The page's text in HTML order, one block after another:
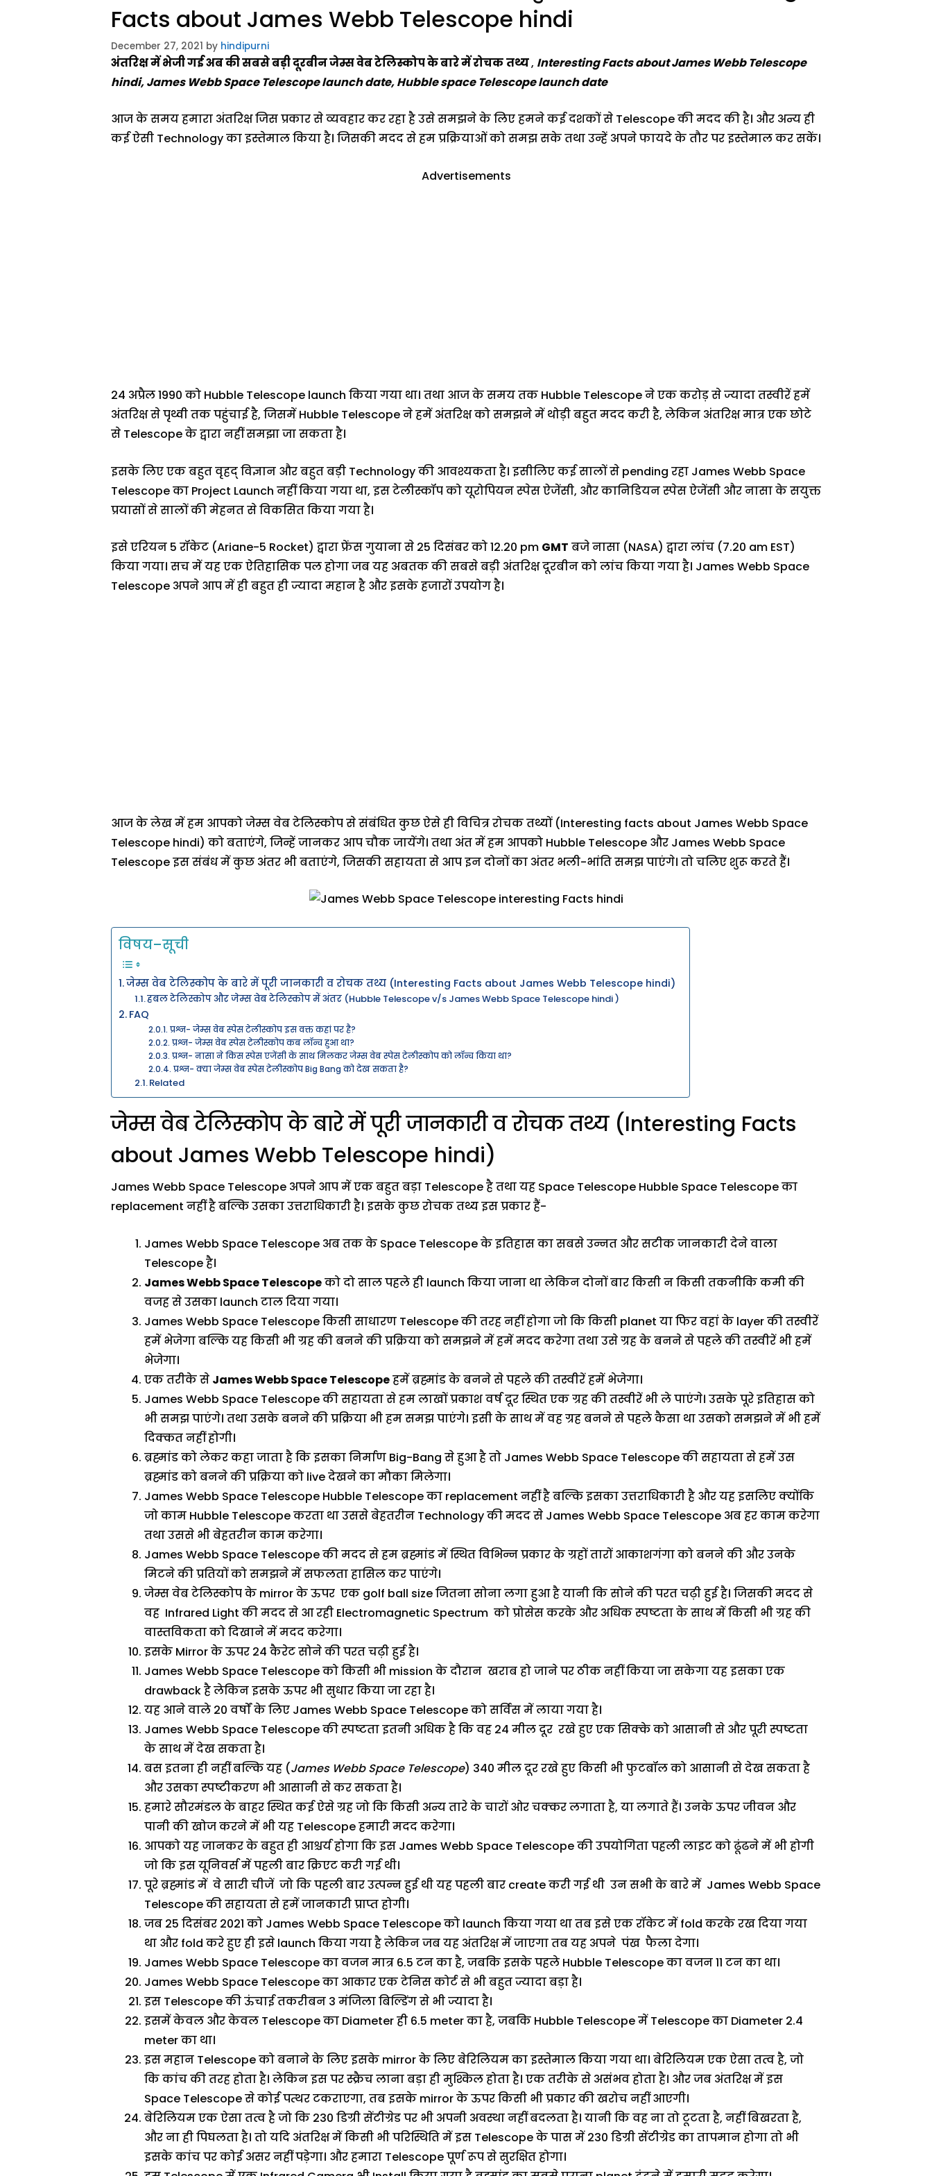
Facts about James Webb Telescope hindi
December 27, 2021 by hindipurni
अंतरिक्ष में भेजी गई अब की सबसे बड़ी दूरबीन जेम्स वेब टेलिस्कोप के बारे में रोचकतथ्य, Interesting Facts about James Webb Telescope
hindi, James Webb Space Telescope launch date, Hubble space Telescope launch date
आज के समय हमारा अंतरिक्ष जिस प्रकार से व्यवहार कर रहा है उसे समझने के लिए हमने कई दशकों से Telescope की मदद की है। और अन्य ही
कई ऐसी Technology का इस्तेमाल किया है। जिसकी मदद से हम प्रक्रियाओं को समझ सके तथा उन्हें अपने फायदे के तौर पर इस्तेमाल कर सकें।
Advertisements
24 अप्रैल 1990 को Hubble Telescope launch किया गया था। तथा आज के समय तक Hubble Telescope ने एक करोड़ से ज्यादा तस्वीरें हमें
अंतरिक्ष से पृथ्वी तक पहुंचाई है, जिसमें Hubble Telescope ने हमें अंतरिक्ष को समझने में थोड़ी बहुत मदद करी है, लेकिन अंतरिक्ष मात्र एक छोटे
से Telescope के द्वारा नहीं समझा जा सकता है।
इसके लिए एक बहुत वृहद् विज्ञान और बहुत बड़ी Technology की आवश्यकता है। इसीलिए कई सालों से pending रहा James Webb Space
Telescope का Project Launch नहीं किया गया था, इस टेलीस्कॉप को यूरोपियन स्पेस ऐजेंसी, और कानिडियन स्पेस ऐजेंसी और नासा के सयुक्त
प्रयासों से सालों की मेहनत से विकसित किया गया है।
इसे एरियन 5 रॉकेट (Ariane-5 Rocket) द्वारा फ्रेंस गुयाना से 25 दिसंबर को 12.20 pm GMT बजे नासा (NASA) द्वारा लांच (7.20 am EST)
किया गया। सच में यह एक ऐतिहासिक पल होगा जब यह अबतक की सबसे बड़ी अंतरिक्ष दूरबीन को लांच किया गया है। James Webb Space
Telescope अपने आप में ही बहुत ही ज्यादा महान है और इसके हजारों उपयोग है।
आज के लेख में हम आपको जेम्स वेब टेलिस्कोप से संबंधित कुछ ऐसे ही विचित्र रोचक तथ्यों (Interesting facts about James Webb Space
Telescope hindi) को बताएंगे, जिन्हें जानकर आप चौक जायेंगे। तथा अंत में हम आपको Hubble Telescope और James Webb Space
Telescope इस संबंध में कुछ अंतर भी बताएंगे, जिसकी सहायता से आप इन दोनों का अंतर भली-भांति समझ पाएंगे। तो चलिए शुरू करते हैं।
विषय–सूची
जेम्स वेब टेलिस्कोप के बारे में पूरी जानकारी व रोचक तथ्य (Interesting Facts about James Webb Telescope hindi)
हबल टेलिस्कोप और जेम्स वेब टेलिस्कोप में अंतर (Hubble Telescope v/s James Webb Space Telescope hindi )
FAQ
प्रश्न- जेम्स वेब स्पेस टेलीस्कोप इस वक्त कहां पर है?
प्रश्न- जेम्स वेब स्पेस टेलीस्कोप कब लॉन्च हुआ था?
प्रश्न- नासा ने किस स्पेस एजेंसी के साथ मिलकर जेम्स वेब स्पेस टेलीस्कोप को लॉन्च किया था?
प्रश्न- क्या जेम्स वेब स्पेस टेलीस्कोप Big Bang को देख सकता है?
Related
जेम्स वेब टेलिस्कोप के बारे में पूरी जानकारी व रोचक तथ्य (Interesting Facts
about James Webb Telescope hindi)
James Webb Space Telescope अपने आप में एक बहुत बड़ा Telescope है तथा यह Space Telescope Hubble Space Telescope का
replacement नहीं है बल्कि उसका उत्तराधिकारी है। इसके कुछ रोचक तथ्य इस प्रकार हैं-
James Webb Space Telescope अब तक के Space Telescope के इतिहास का सबसे उन्नत और सटीक जानकारी देने वाला
Telescope है।
James Webb Space Telescopeको दो साल पहले ही launch किया जाना था लेकिन दोनों बार किसी न किसी तकनीकि कमी की
वजह से उसका launch टाल दिया गया।
James Webb Space Telescope किसी साधारण Telescope की तरह नहीं होगा जो कि किसी planet या फिर वहां के layer की तस्वीरें
हमें भेजेगा बल्कि यह किसी भी ग्रह की बनने की प्रक्रिया को समझने में हमें मदद करेगा तथा उसे ग्रह के बनने से पहले की तस्वीरें भी हमें
भेजेगा।
एक तरीके से James Webb Space Telescopeहमें ब्रह्मांड के बनने से पहले की तस्वीरें हमें भेजेगा।
James Webb Space Telescope की सहायता से हम लाखों प्रकाश वर्ष दूर स्थित एक ग्रह की तस्वीरें भी ले पाएंगे। उसके पूरे इतिहास को
भी समझ पाएंगे। तथा उसके बनने की प्रक्रिया भी हम समझ पाएंगे। इसी के साथ में वह ग्रह बनने से पहले कैसा था उसको समझने में भी हमें
दिक्कत नहीं होगी।
ब्रह्मांड को लेकर कहा जाता है कि इसका निर्माण Big-Bang से हुआ है तो James Webb Space Telescope की सहायता से हमें उस
ब्रह्मांड को बनने की प्रक्रिया को live देखने का मौका मिलेगा।
James Webb Space Telescope Hubble Telescope का replacement नहीं है बल्कि इसका उत्तराधिकारी है और यह इसलिए क्योंकि
जो काम Hubble Telescope करता था उससे बेहतरीन Technology की मदद से James Webb Space Telescope अब हर काम करेगा
तथा उससे भी बेहतरीन काम करेगा।
James Webb Space Telescope की मदद से हम ब्रह्मांड में स्थित विभिन्न प्रकार के ग्रहों तारों आकाशगंगा को बनने की और उनके
मिटने की प्रतियों को समझने में सफलता हासिल कर पाएंगे।
जेम्स वेब टेलिस्कोप के mirror के ऊपर एक golf ball size जितना सोना लगा हुआ है यानी कि सोने की परत चढ़ी हुई है। जिसकी मदद से
वह Infrared Light की मदद से आ रही Electromagnetic Spectrum को प्रोसेस करके और अधिक स्पष्टता के साथ में किसी भी ग्रह की
वास्तविकता को दिखाने में मदद करेगा।
इसके Mirror के ऊपर 24 कैरेट सोने की परत चढ़ी हुई है।
James Webb Space Telescope को किसी भी mission के दौरान खराब हो जाने पर ठीक नहीं किया जा सकेगा यह इसका एक
drawback है लेकिन इसके ऊपर भी सुधार किया जा रहा है।
यह आने वाले 20 वर्षों के लिए James Webb Space Telescope को सर्विस में लाया गया है।
James Webb Space Telescope की स्पष्टता इतनी अधिक है कि वह 24 मील दूर रखे हुए एक सिक्के को आसानी से और पूरी स्पष्टता
के साथ में देख सकता है।
बस इतना ही नहीं बल्कि यह (James Webb Space Telescope) 340 मील दूर रखे हुए किसी भी फुटबॉल को आसानी से देख सकता है
और उसका स्पष्टीकरण भी आसानी से कर सकता है।
हमारे सौरमंडल के बाहर स्थित कई ऐसे ग्रह जो कि किसी अन्य तारे के चारों ओर चक्कर लगाता है, या लगाते हैं। उनके ऊपर जीवन और
पानी की खोज करने में भी यह Telescope हमारी मदद करेगा।
आपको यह जानकर के बहुत ही आश्चर्य होगा कि इस James Webb Space Telescope की उपयोगिता पहली लाइट को ढूंढने में भी होगी
जो कि इस यूनिवर्स में पहली बार क्रिएट करी गई थी।
पूरे ब्रह्मांड में वे सारी चीजें जो कि पहली बार उत्पन्न हुई थी यह पहली बार create करी गई थी उन सभी के बारे में James Webb Space
Telescope की सहायता से हमें जानकारी प्राप्त होगी।
जब 25 दिसंबर 2021 को James Webb Space Telescope को launch किया गया था तब इसे एक रॉकेट में fold करके रख दिया गया
था और fold करे हुए ही इसे launch किया गया है लेकिन जब यह अंतरिक्ष में जाएगा तब यह अपने पंख फैला देगा।
James Webb Space Telescope का वजन मात्र 6.5 टन का है, जबकि इसके पहले Hubble Telescope का वजन 11 टन का था।
James Webb Space Telescope का आकार एक टेनिस कोर्ट से भी बहुत ज्यादा बड़ा है।
इस Telescope की ऊंचाई तकरीबन 3 मंजिला बिल्डिंग से भी ज्यादा है।
इसमें केवल और केवल Telescope का Diameter ही 6.5 meter का है, जबकि Hubble Telescope में Telescope का Diameter 2.4
meter का था।
इस महान Telescope को बनाने के लिए इसके mirror के लिए बेरिलियम का इस्तेमाल किया गया था। बेरिलियम एक ऐसा तत्व है, जो
कि कांच की तरह होता है। लेकिन इस पर स्क्रैच लाना बड़ा ही मुश्किल होता है। एक तरीके से असंभव होता है। और जब अंतरिक्ष में इस
Space Telescope से कोई पत्थर टकराएगा, तब इसके mirror के ऊपर किसी भी प्रकार की खरोच नहीं आएगी।
बेरिलियम एक ऐसा तत्व है जो कि 230 डिग्री सेंटीग्रेड पर भी अपनी अवस्था नहीं बदलता है। यानी कि वह ना तो टूटता है, नहीं बिखरता है,
और ना ही पिघलता है। तो यदि अंतरिक्ष में किसी भी परिस्थिति में इस Telescope के पास में 230 डिग्री सेंटीग्रेड का तापमान होगा तो भी
इसके कांच पर कोई असर नहीं पड़ेगा। और हमारा Telescope पूर्ण रूप से सुरक्षित होगा।